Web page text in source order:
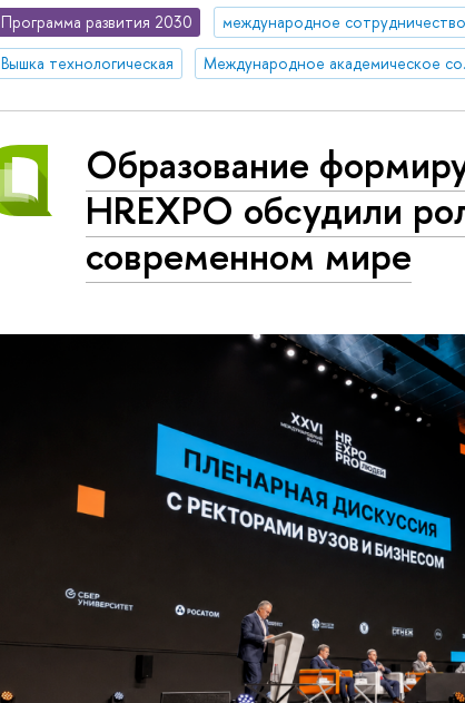
Программа развития 2030 международное сотрудничество
Вышка технологическая
Образование
HREXPO обсудили
современном мире